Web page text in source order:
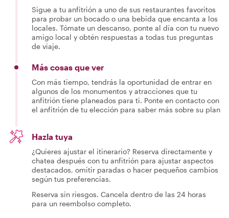
Sigue a tu anfitrión a uno de sus restaurantes favoritos
para probar un bocado o una bebida que encanta a los
locales. Tómate un descanso, ponte al día con tu nuevo
amigo local y obtén respuestas a todas tus preguntas
de viaje.
Más cosas que ver
Con más tiempo, tendrás la oportunidad de entrar en
algunos de los monumentos y atracciones que tu
anfitrión tiene planeados para ti. Ponte en contacto con
el anfitrión de tu elección para saber más sobre su plan
Hazla tuya
¿Quieres ajustar el itinerario? Reserva directamente y
chatea después con tu anfitrión para ajustar aspectos
destacados, omitir paradas o hacer pequeños cambios
según tus preferencias.
Reserva sin riesgos. Cancela dentro de las 24 horas
para un reembolso completo.